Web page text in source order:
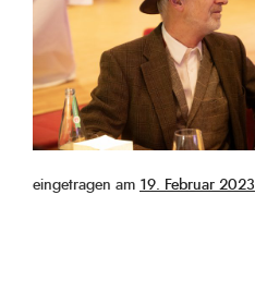
eingetragen am Veröffentlicht
19. Februar 2023